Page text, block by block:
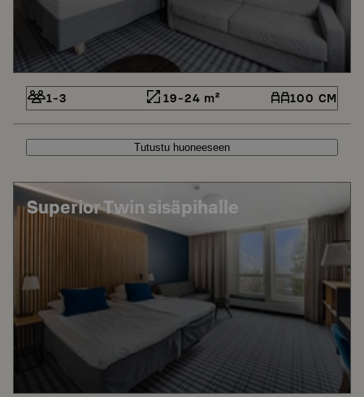
1-3 19-24 m² 100 CM
Tutustu huoneeseen
Superior Twin sisäpihalle